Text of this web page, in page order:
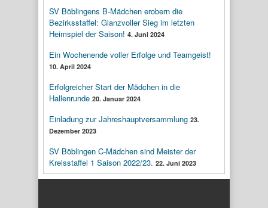
SV Böblingens B-Mädchen erobern die
Bezirksstaffel: Glanzvoller Sieg im letzten
Heimspiel der Saison! 4. Juni 2024
Ein Wochenende voller Erfolge und Teamgeist!
10. April 2024
Erfolgreicher Start der Mädchen in die
Hallenrunde 20. Januar 2024
Einladung zur Jahreshauptversammlung 23.
Dezember 2023
SV Böblingen C-Mädchen sind Meister der
Kreisstaffel 1 Saison 2022/23. 22. Juni 2023